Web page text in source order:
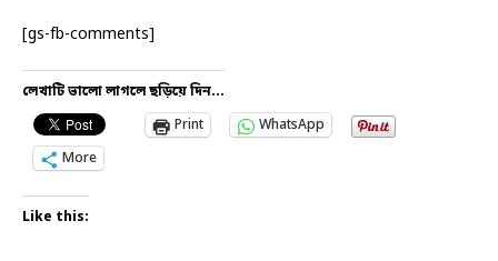
[gs-fb-comments]
লেখাটি ভালো লাগলে ছড়িয়ে দিন...
Print
WhatsApp
More
Like this: